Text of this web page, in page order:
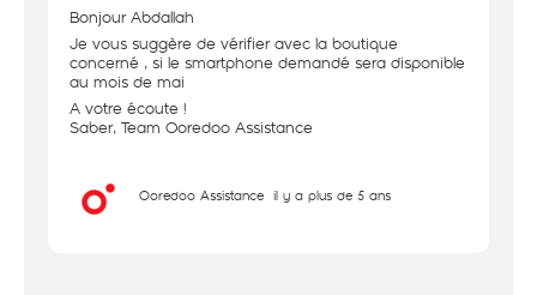
Bonjour Abdallah
Je vous suggère de vérifier avec la boutique
concerné , si le smartphone demandé sera disponible
au mois de mai
A votre écoute !
Saber, Team Ooredoo Assistance
Ooredoo Assistance il y a plus de 5 ans